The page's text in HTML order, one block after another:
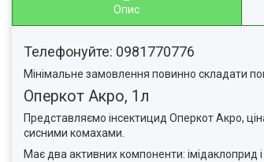
Опис
Телефонуйте: 0981770776
Мінімальне замовлення повинно складати
Оперкот Акро, 1л
Представляємо інсектицид Оперкот Акро,
сисними комахами.
Має два активних компоненти: імідаклоприд